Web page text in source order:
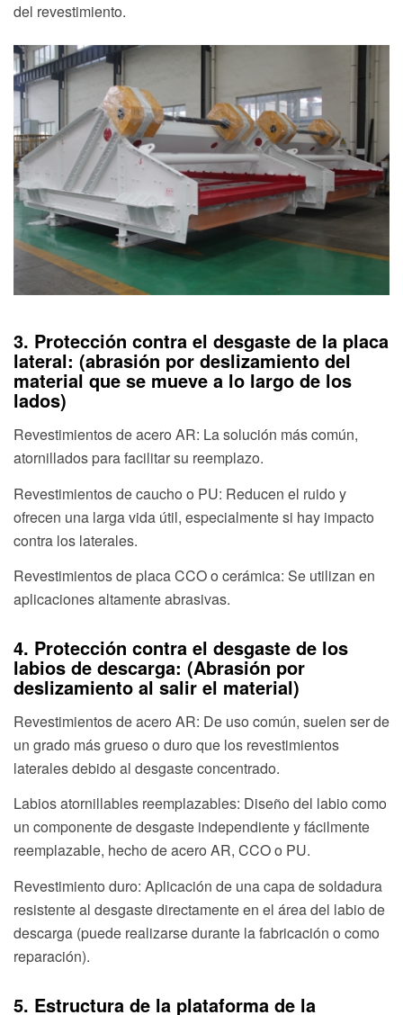
del revestimiento.
3. Protección contra el desgaste de la placa
lateral: (abrasión por deslizamiento del
material que se mueve a lo largo de los
lados)
Revestimientos de acero AR: La solución más común,
atornillados para facilitar su reemplazo.
Revestimientos de caucho o PU: Reducen el ruido y
ofrecen una larga vida útil, especialmente si hay impacto
contra los laterales.
Revestimientos de placa CCO o cerámica: Se utilizan en
aplicaciones altamente abrasivas.
4. Protección contra el desgaste de los
labios de descarga: (Abrasión por
deslizamiento al salir el material)
Revestimientos de acero AR: De uso común, suelen ser de
un grado más grueso o duro que los revestimientos
laterales debido al desgaste concentrado.
Labios atornillables reemplazables: Diseño del labio como
un componente de desgaste independiente y fácilmente
reemplazable, hecho de acero AR, CCO o PU.
Revestimiento duro: Aplicación de una capa de soldadura
resistente al desgaste directamente en el área del labio de
descarga (puede realizarse durante la fabricación o como
reparación).
5. Estructura de la plataforma de la